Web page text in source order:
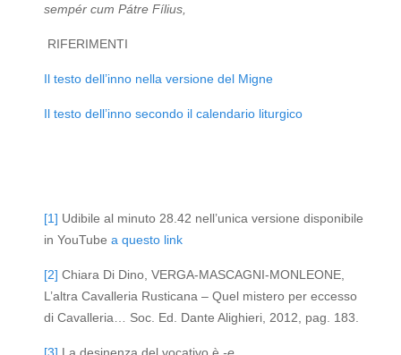
sempér cum Pátre Fílius,
RIFERIMENTI
Il testo dell’inno nella versione del Migne
Il testo dell’inno secondo il calendario liturgico
[1] Udibile al minuto 28.42 nell’unica versione disponibile
in YouTube a questo link
[2] Chiara Di Dino, VERGA-MASCAGNI-MONLEONE,
L’altra Cavalleria Rusticana – Quel mistero per eccesso
di Cavalleria… Soc. Ed. Dante Alighieri, 2012, pag. 183.